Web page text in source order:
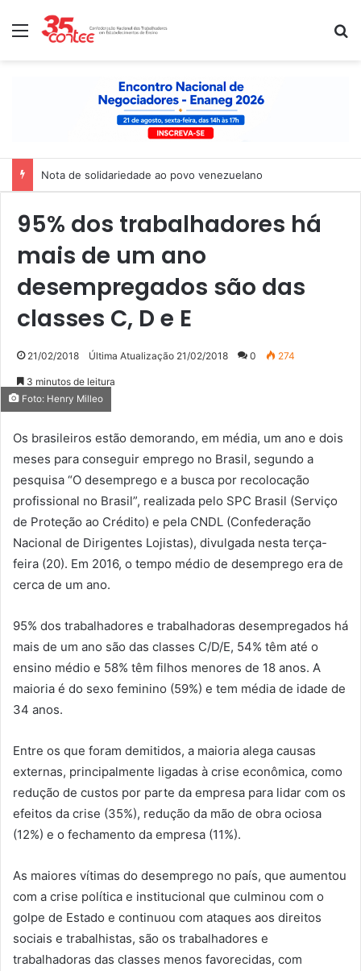
Menu
Nota de solidariedade ao povo venezuelano
95% dos trabalhadores há
mais de um ano
desempregados são das
classes C, D e E
21/02/2018 Última Atualização 21/02/2018 0 274
3 minutos de leitura
Foto: Henry Milleo
Os brasileiros estão demorando, em média, um ano e dois
meses para conseguir emprego no Brasil, segundo a
pesquisa “O desemprego e a busca por recolocação
profissional no Brasil”, realizada pelo SPC Brasil (Serviço
de Proteção ao Crédito) e pela CNDL (Confederação
Nacional de Dirigentes Lojistas), divulgada nesta terça-
feira (20). Em 2016, o tempo médio de desemprego era de
cerca de um ano.
95% dos trabalhadores e trabalhadoras desempregados há
mais de um ano são das classes C/D/E, 54% têm até o
ensino médio e 58% têm filhos menores de 18 anos. A
maioria é do sexo feminino (59%) e tem média de idade de
34 anos.
Entre os que foram demitidos, a maioria alega causas
externas, principalmente ligadas à crise econômica, como
redução de custos por parte da empresa para lidar com os
efeitos da crise (35%), redução da mão de obra ociosa
(12%) e o fechamento da empresa (11%).
As maiores vítimas do desemprego no país, que aumentou
com a crise política e institucional que culminou com o
golpe de Estado e continuou com ataques aos direitos
sociais e trabalhistas, são os trabalhadores e
trabalhadoras das classes menos favorecidas, com